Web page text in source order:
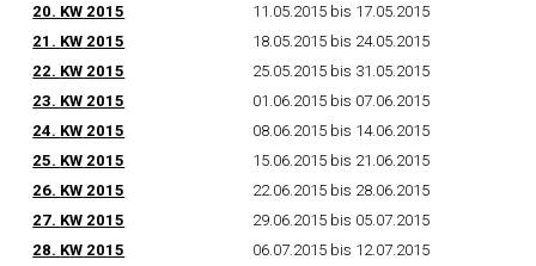
20. KW 2015
11.05.2015 bis 17.05.2015
21. KW 2015
18.05.2015 bis 24.05.2015
22. KW 2015
25.05.2015 bis 31.05.2015
23. KW 2015
01.06.2015 bis 07.06.2015
24. KW 2015
08.06.2015 bis 14.06.2015
25. KW 2015
15.06.2015 bis 21.06.2015
26. KW 2015
22.06.2015 bis 28.06.2015
27. KW 2015
29.06.2015 bis 05.07.2015
28. KW 2015
06.07.2015 bis 12.07.2015